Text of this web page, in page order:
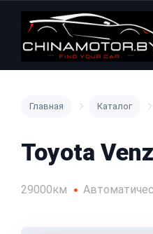
Главная Каталог
Toyota
29000км